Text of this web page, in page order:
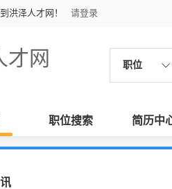
洪泽人才网！ 请登录
才网 职位
职位搜索 简历中